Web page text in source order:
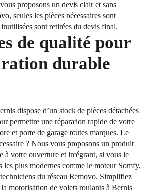
proposons un devis clair et sans
seules les pièces nécessaires sont
sont retirées du devis final.
de qualité pour
durable
dispose d’un stock de pièces détachées
permettre une réparation rapide de votre
et porte de garage toutes marques. Le
? Nous vous proposons un produit
à votre ouverture et intégrant, si vous le
les plus modernes comme le moteur Somfy,
du réseau Removo. Simplifiez
motorisation de volets roulants à Bernis